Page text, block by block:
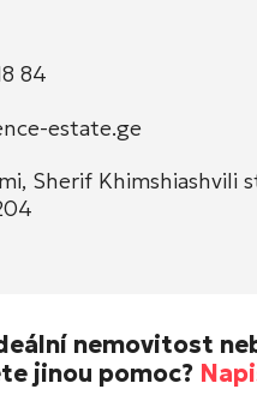
84
estate.ge
Sherif Khimshiashvili
nemovitost
jinou pomoc?